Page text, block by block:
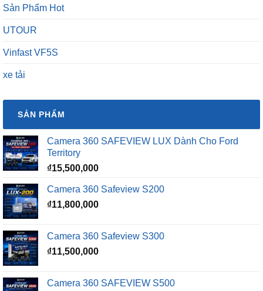
Sản Phẩm Hot
UTOUR
Vinfast VF5S
xe tải
SẢN PHẨM
Camera 360 SAFEVIEW LUX Dành Cho Ford
Territory
₫15,500,000
Camera 360 Safeview S200
₫11,800,000
Camera 360 Safeview S300
₫11,500,000
Camera 360 SAFEVIEW S500